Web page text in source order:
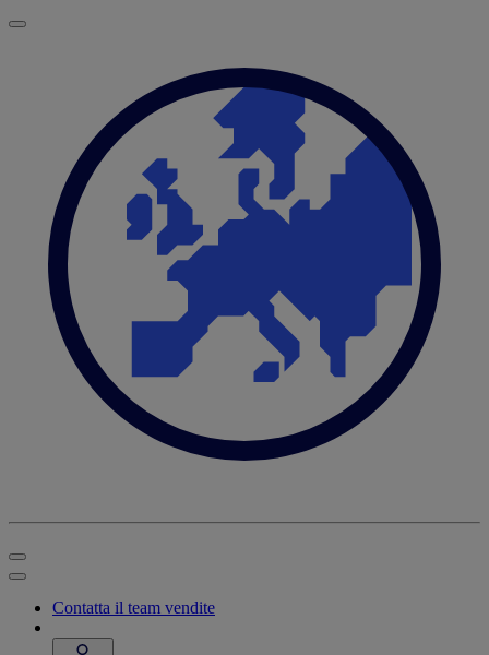
Contatta il team vendite